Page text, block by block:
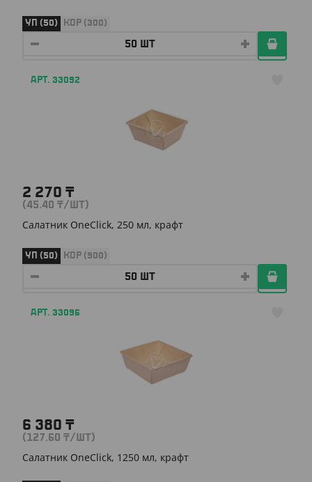
УП (50) КОР (300)
АРТ. 33092
2 270 ₸
(45.40 ₸/ШТ)
Салатник OneClick, 250 мл, крафт
УП (50) КОР (900)
АРТ. 33096
6 380 ₸
(127.60 ₸/ШТ)
Салатник OneClick, 1250 мл, крафт